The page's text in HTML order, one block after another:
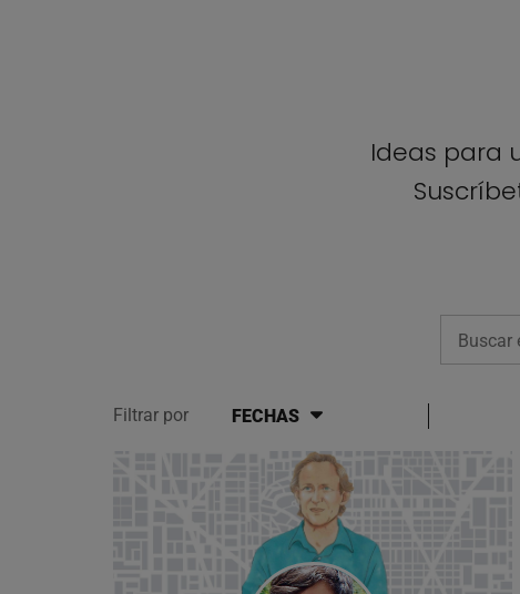
Ideas para
Buscar
Filtrar por FECHAS
Lista de artículos del blog